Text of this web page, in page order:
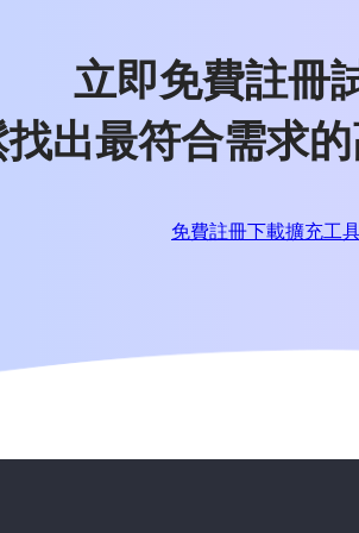
立即免費註冊
出最符合需求
免費註冊下載擴充工